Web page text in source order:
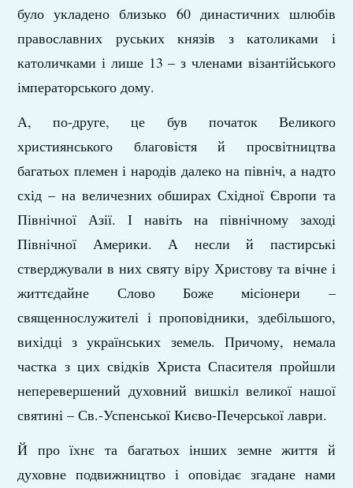
було укладено близько 60 династичних шлюбів
православних руських князів з католиками і
католичками і лише 13 – з членами візантійського
імператорського дому.
А, по-друге, це був початок Великого
християнського благовістя й просвітництва
багатьох племен і народів далеко на північ, а надто
схід – на величезних обширах Східної Європи та
Північної Азії. І навіть на північному заході
Північної Америки. А несли й пастирські
стверджували в них святу віру Христову та вічне і
життєдайне Слово Боже місіонери –
священнослужителі і проповідники, здебільшого,
вихідці з українських земель. Причому, немала
частка з цих свідків Христа Спасителя пройшли
неперевершений духовний вишкіл великої нашої
святині – Св.-Успенської Києво-Печерської лаври.
Й про їхнє та багатьох інших земне життя й
духовне подвижництво і оповідає згадане нами